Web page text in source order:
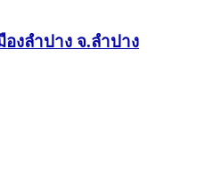
งลำปาง จ.ลำปาง